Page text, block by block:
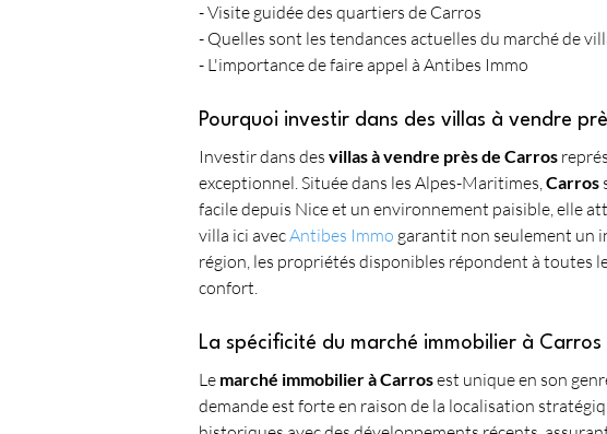
- Visite guidée des quartiers de Carros
- Quelles sont les tendances actuelles du marché de
- L'importance de faire appel à Antibes Immo
Pourquoi investir dans des villas à vendre
Investir dans des villas à vendre près de Carros
exceptionnel. Située dans les Alpes-Maritimes, Carros
facile depuis Nice et un environnement paisible, elle
villa ici avec Antibes Immo garantit non seulement un
région, les propriétés disponibles répondent à toutes
confort.
La spécificité du marché immobilier à Carros
Le marché immobilier à Carros est unique en son
demande est forte en raison de la localisation